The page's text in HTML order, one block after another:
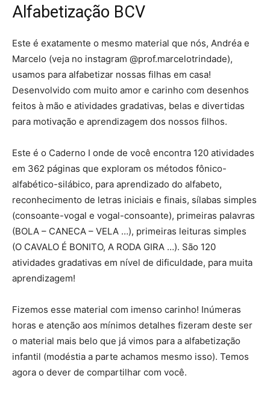
Alfabetização BCV
Este é exatamente o mesmo material que nós, Andréa e
Marcelo (veja no instagram @prof.marcelotrindade),
usamos para alfabetizar nossas filhas em casa!
Desenvolvido com muito amor e carinho com desenhos
feitos à mão e atividades gradativas, belas e divertidas
para motivação e aprendizagem dos nossos filhos.
Este é o Caderno I onde de você encontra 120 atividades
em 362 páginas que exploram os métodos fônico-
alfabético-silábico, para aprendizado do alfabeto,
reconhecimento de letras iniciais e finais, sílabas simples
(consoante-vogal e vogal-consoante), primeiras palavras
(BOLA – CANECA – VELA …), primeiras leituras simples
(O CAVALO É BONITO, A RODA GIRA …). São 120
atividades gradativas em nível de dificuldade, para muita
aprendizagem!
Fizemos esse material com imenso carinho! Inúmeras
horas e atenção aos mínimos detalhes fizeram deste ser
o material mais belo que já vimos para a alfabetização
infantil (modéstia a parte achamos mesmo isso). Temos
agora o dever de compartilhar com você.